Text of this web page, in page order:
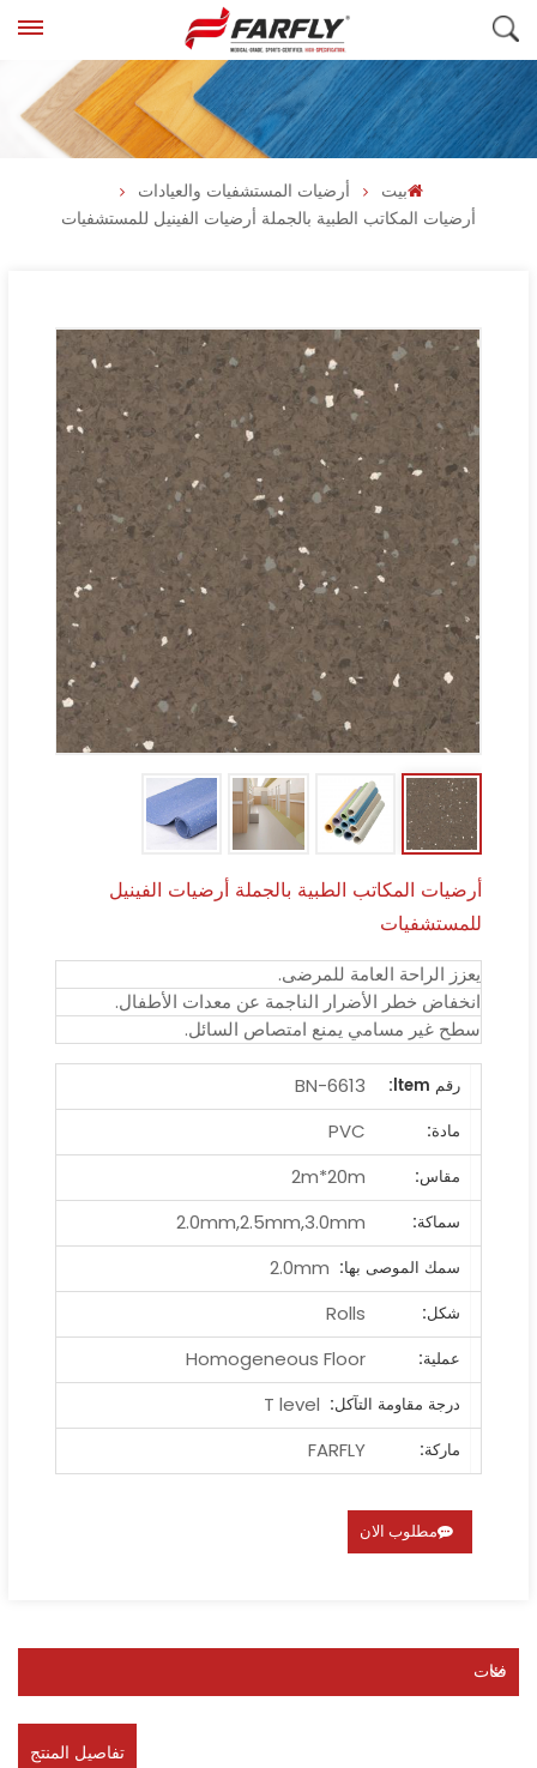
بيت
أرضيات المستشفيات والعيادات
أرضيات المكاتب الطبية بالجملة أرضيات الفينيل للمستشفيات
أرضيات المكاتب الطبية بالجملة أرضيات الفينيل
للمستشفيات
يعزز الراحة العامة للمرضى.
انخفاض خطر الأضرار الناجمة عن معدات الأطفال.
سطح غير مسامي يمنع امتصاص السائل.
رقم ltem:
BN-6613
مادة:
PVC
مقاس:
2m*20m
سماكة:
2.0mm,2.5mm,3.0mm
سمك الموصى بها: 2.0mm
شكل:
Rolls
عملية:
Homogeneous Floor
درجة مقاومة التآكل: T level
ماركة:
FARFLY
مطلوب الان
فئات
تفاصيل المنتج